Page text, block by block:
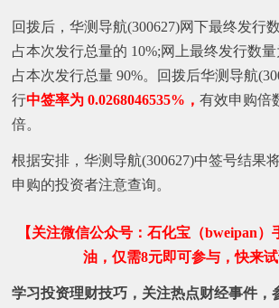
回拨后，华测导航(300627)网下最终发行
占本次发行总量的 10%;网上最终发行数量
占本次发行总量 90%。回拨后华测导航
行中签率为 0.0268046535%，有效申购倍
倍。
根据安排，华测导航(300627)中签号结果
申购的投资者注意查询。
【关注微信公众号：石化宝（bweipan
油，仅需8元即可参与，快来试
学习投资理财技巧，关注热点财经事件，